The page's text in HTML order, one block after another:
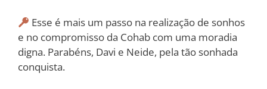
Esse é mais um passo na realização de sonhos
e no compromisso da Cohab com uma moradia
digna. Parabéns, Davi e Neide, pela tão sonhada
conquista.